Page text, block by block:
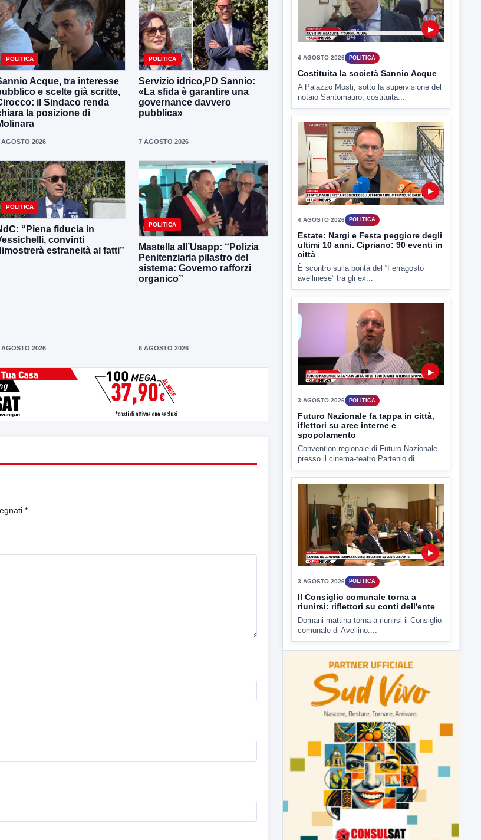
POLITICA
Acque, tra interesse
e scelte già scritte,
il Sindaco renda
la posizione di
AGOSTO 2026
POLITICA
Servizio idrico,PD Sannio:
«La sfida è garantire una
governance davvero
pubblica»
7 AGOSTO 2026
POLITICA
“Piena fiducia in
convinti
estraneità ai fatti”
AGOSTO 2026
POLITICA
Mastella all’Usapp: “Polizia
Penitenziaria pilastro del
sistema: Governo rafforzi
organico”
6 AGOSTO 2026
*
▶
4 AGOSTO 2026 POLITICA
Costituita la società Sannio Acque
A Palazzo Mosti, sotto la supervisione del
notaio Santomauro, costituita...
▶
4 AGOSTO 2026 POLITICA
Estate: Nargi e Festa peggiore degli
ultimi 10 anni. Cipriano: 90 eventi in
città
È scontro sulla bontà del “Ferragosto
avellinese” tra gli ex...
▶
3 AGOSTO 2026 POLITICA
Futuro Nazionale fa tappa in città,
iflettori su aree interne e
spopolamento
Convention regionale di Futuro Nazionale
presso il cinema-teatro Partenio di...
▶
3 AGOSTO 2026 POLITICA
Il Consiglio comunale torna a
riunirsi: riflettori su conti dell'ente
Domani mattina torna a riunirsi il Consiglio
comunale di Avellino....